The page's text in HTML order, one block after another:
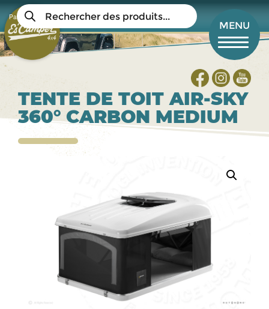
Aller
au
contenu
principal
Panier Mon compte
Recherche
de
produits
MENU
TENTE DE TOIT AIR-SKY
360° CARBON MEDIUM